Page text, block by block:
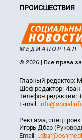
ПРОИСШЕСТВИЯ
© 2026 | Все права
Главный редактор:
Шеф-редактор:
Телефон редакции:
E-mail:
Реклама,
Игорь Дбар
Email: